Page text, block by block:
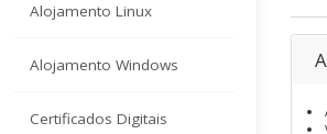
Alojamento Linux
Alojamento Windows
Certificados Digitais